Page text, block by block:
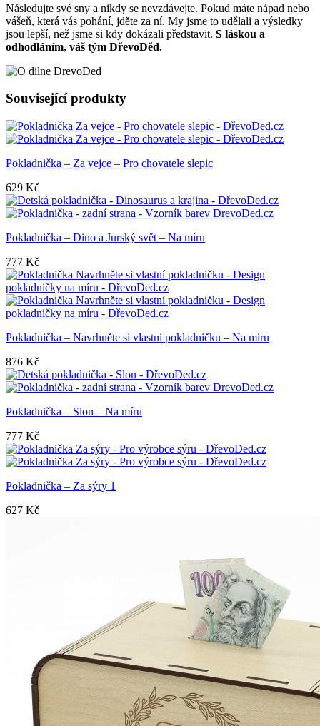
Následujte své sny a nikdy se nevzdávejte. Pokud máte nápad nebo
vášeň, která vás pohání, jděte za ní. My jsme to udělali a výsledky
jsou lepší, než jsme si kdy dokázali představit. S láskou a
odhodláním, váš tým DřevoDěd.
Související produkty
Pokladnička – Za vejce – Pro chovatele slepic
629 Kč
Pokladnička – Dino a Jurský svět – Na míru
777 Kč
Pokladnička – Navrhněte si vlastní pokladničku – Na míru
876 Kč
Pokladnička – Slon – Na míru
777 Kč
Pokladnička – Za sýry 1
627 Kč